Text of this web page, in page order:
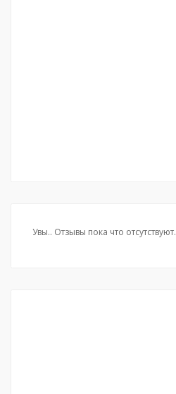
Увы.. Отзывы пока что отсутствуют.